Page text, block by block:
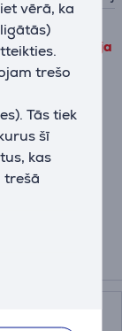
vērā, ka
trešo
Tās tiek
šī
kas
trešā
tikai tad, ja